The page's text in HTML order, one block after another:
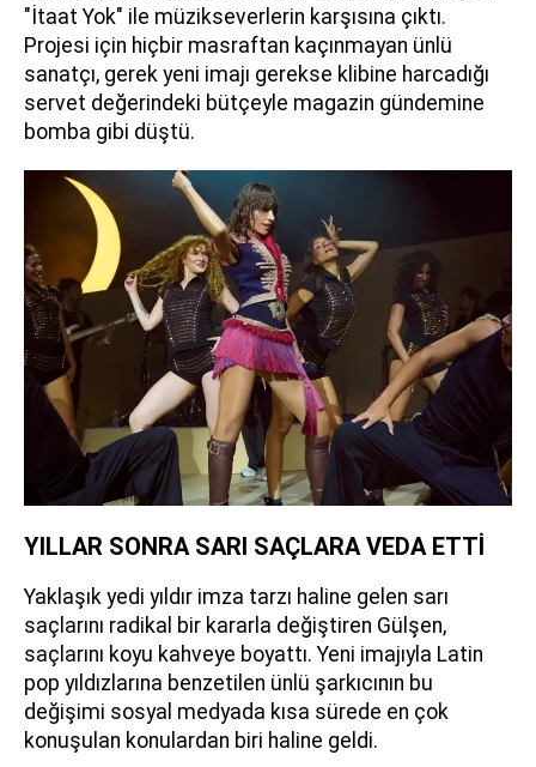
"İtaat Yok" ile müzikseverlerin karşısına çıktı.
Projesi için hiçbir masraftan kaçınmayan ünlü
sanatçı, gerek yeni imajı gerekse klibine harcadığı
servet değerindeki bütçeyle magazin gündemine
bomba gibi düştü.
YILLAR SONRA SARI SAÇLARA VEDA ETTİ
Yaklaşık yedi yıldır imza tarzı haline gelen sarı
saçlarını radikal bir kararla değiştiren Gülşen,
saçlarını koyu kahveye boyattı. Yeni imajıyla Latin
pop yıldızlarına benzetilen ünlü şarkıcının bu
değişimi sosyal medyada kısa sürede en çok
konuşulan konulardan biri haline geldi.